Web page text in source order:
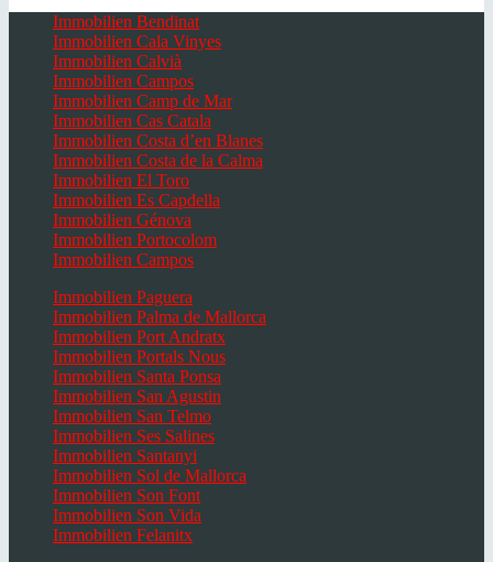
Immobilien Bendinat
Immobilien Cala Vinyes
Immobilien Calvià
Immobilien Campos
Immobilien Camp de Mar
Immobilien Cas Catala
Immobilien Costa d’en Blanes
Immobilien Costa de la Calma
Immobilien El Toro
Immobilien Es Capdella
Immobilien Génova
Immobilien Portocolom
Immobilien Campos
Immobilien Paguera
Immobilien Palma de Mallorca
Immobilien Port Andratx
Immobilien Portals Nous
Immobilien Santa Ponsa
Immobilien San Agustin
Immobilien San Telmo
Immobilien Ses Salines
Immobilien Santanyi
Immobilien Sol de Mallorca
Immobilien Son Font
Immobilien Son Vida
Immobilien Felanitx